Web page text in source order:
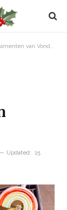
van Vondels
Updated: 15